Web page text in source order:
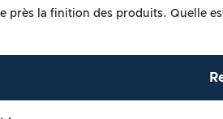
près la finition des produits. Quelle